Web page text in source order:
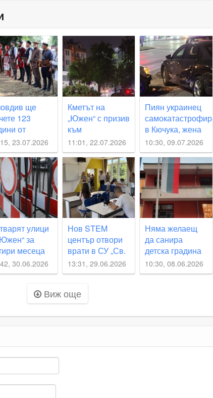
ще
123
от
23.07.2026
Кметът на
„Южен“ с призив
към
пловдивчани
заради
очакваната
нова буря над
Пловдив
11:01, 22.07.2026
Пиян украинец
самокатастрофира
в Кючука, жена
се размина на
косъм
10:30, 09.07.2026
улици
за
месеца
30.06.2026
Нов STEM
център отвори
врати в СУ „Св.
Константин-
Кирил Философ“
13:31, 29.06.2026
Няма желаещ
да санира
детска градина
в Кючука,
общината
10:30, 08.06.2026
Виж още